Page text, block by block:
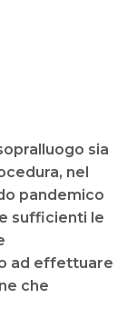
sia
nel
pandemico
sufficienti le
ad effettuare
che